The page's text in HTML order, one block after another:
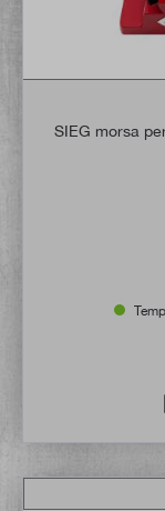
SIEG morsa